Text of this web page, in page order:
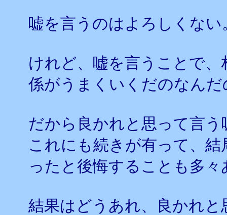
嘘を言うのはよろしくない
けれど、嘘を言うことで
係がうまくいくだのなん
だから良かれと思って言
これにも続きが有って、
ったと後悔することも多々
結果はどうあれ、良かれ